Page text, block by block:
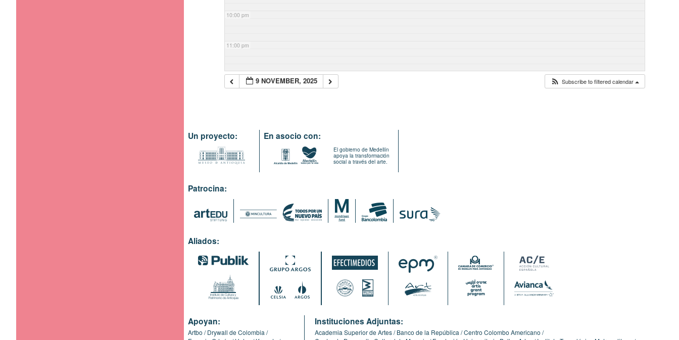
10:00 pm
11:00 pm
9 NOVEMBER, 2025 Subscribe to filtered calendar
Un proyecto: En asocio con:
El gobierno de Medellín
apoya la transformación
social a través del arte.
Patrocina:
Aliados:
Apoyan:
Artbo
Drywall de Colombia
Instituciones Adjuntas:
Academia Superior de Artes Banco de la República Centro Colombo Americano